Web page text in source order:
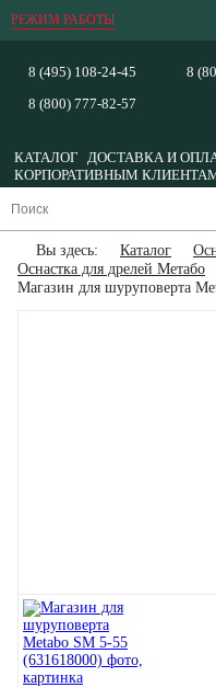
РЕЖИМ РАБОТЫ
8 (495) 108-24-45
8 (800) 777-82-57
8
КАТАЛОГ ДОСТАВКА И
КОРПОРАТИВНЫМ
Вы здесь: Каталог
Оснастка для дрелей Метабо
Магазин для шуруповерта